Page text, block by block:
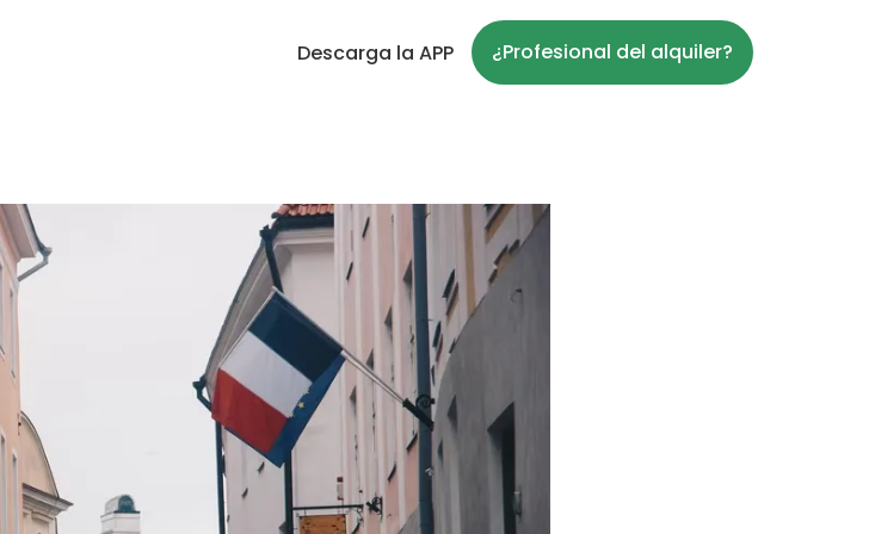
Descarga la APP ¿Profesional del alquiler?